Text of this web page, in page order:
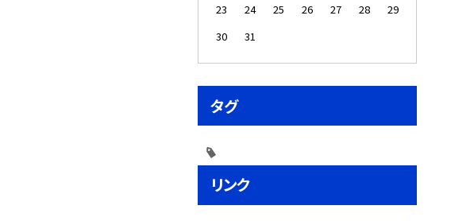
23
24 25 26 27 28
29
30
31
タグ
リンク